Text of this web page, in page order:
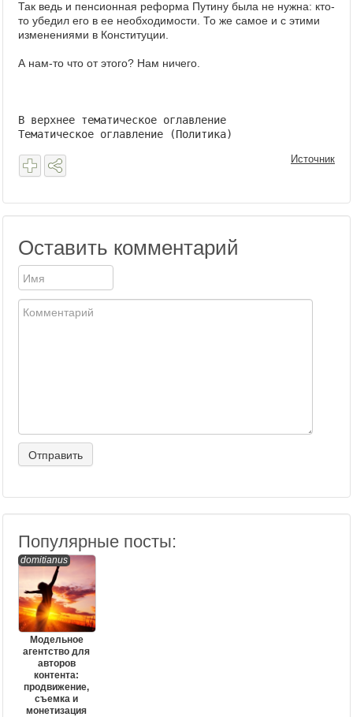
Так ведь и пенсионная реформа Путину была не нужна: кто-
то убедил его в ее необходимости. То же самое и с этими
изменениями в Конституции.
А нам-то что от этого? Нам ничего.
В верхнее тематическое оглавление
Тематическое оглавление (Политика)
Источник
Оставить комментарий
Популярные посты:
domitianus
Модельное
агентство для
авторов
контента:
продвижение,
съемка и
монетизация